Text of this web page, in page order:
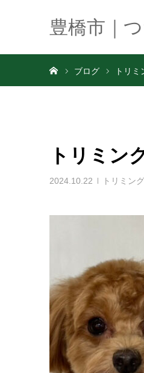
豊橋市｜
ブログ トリミ
トリミン
2024.10.22 トリミング